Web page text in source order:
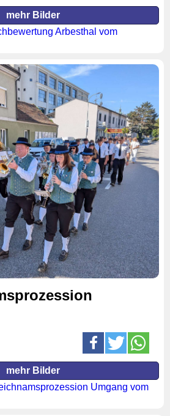
mehr Bilder
Arbesthal vom
mehr Bilder
Umgang vom